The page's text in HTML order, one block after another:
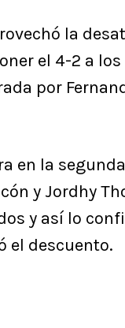
la
el 4-2 a los
por
en la
y Jordhy
y así lo
el descuento.